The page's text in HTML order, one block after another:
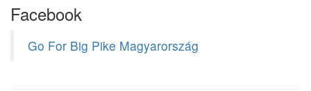
Facebook
Go For Big Pike Magyarország